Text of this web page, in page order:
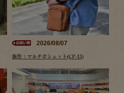
2026/08/07
新作：マルチポシェット(CP-15)